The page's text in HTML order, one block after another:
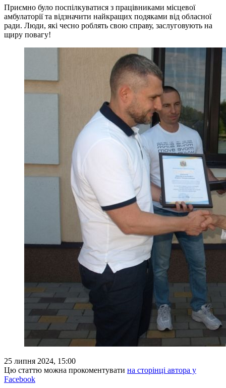
Приємно було поспілкуватися з працівниками місцевої
амбулаторії та відзначити найкращих подяками від обласної
ради. Люди, які чесно роблять свою справу, заслуговують на
щиру повагу!
25 липня 2024, 15:00
Цю статтю можна прокоментувати на сторінці автора у
Facebook